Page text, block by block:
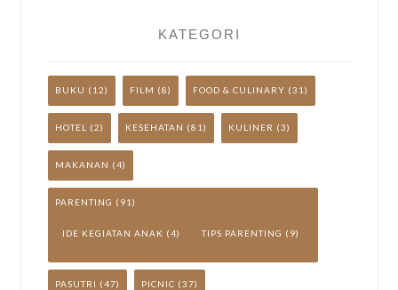
KATEGORI
BUKU (12) FILM (8) FOOD & CULINARY (31)
HOTEL (2) KESEHATAN (81) KULINER (3)
MAKANAN (4)
PARENTING (91)
IDE KEGIATAN ANAK (4) TIPS PARENTING (9)
PASUTRI (47) PICNIC (37)